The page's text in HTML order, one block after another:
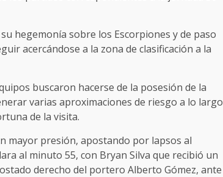
su hegemonía sobre los Escorpiones y de paso
acercándose a la zona de clasificación a la
buscaron hacerse de la posesión de la
varias aproximaciones de riesgo a lo largo
de la visita.
mayor presión, apostando por lapsos al
al minuto 55, con Bryan Silva que recibió un
derecho del portero Alberto Gómez, ante